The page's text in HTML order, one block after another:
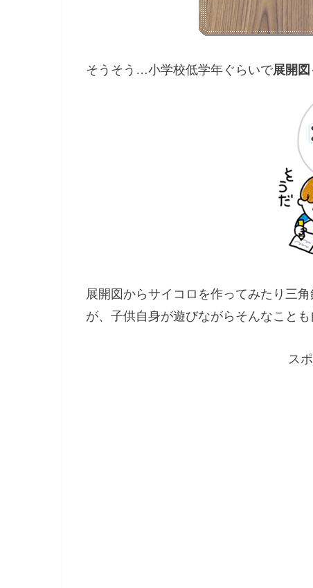
そうそう…小学校低学年ぐらいで展開図
展開図からサイコロを作ってみたり三
が、子供自身が遊びながらそんなこと
ス